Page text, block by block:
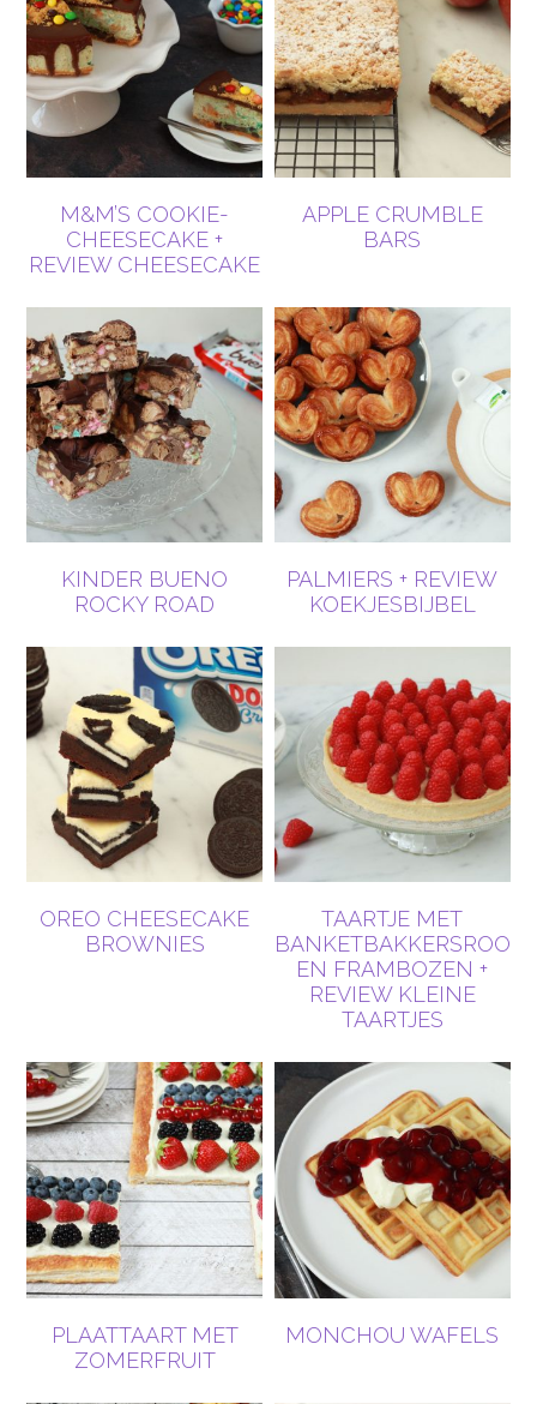
M&M’S COOKIE-
CHEESECAKE +
REVIEW CHEESECAKE
APPLE CRUMBLE
BARS
KINDER BUENO
ROCKY ROAD
PALMIERS + REVIEW
KOEKJESBIJBEL
OREO CHEESECAKE
BROWNIES
TAARTJE MET
BANKETBAKKERSROOM
EN FRAMBOZEN +
REVIEW KLEINE
TAARTJES
PLAATTAART MET
ZOMERFRUIT
MONCHOU WAFELS